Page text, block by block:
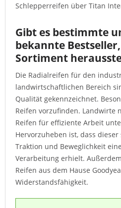
Schlepperreifen über Titan
Gibt es bestimmte
bekannte
Sortiment
Die Radialreifen für den
landwirtschaftlichen Bereich
Qualität gekennzeichnet.
Reifen vorzufinden. Landwirte
Reifen für effiziente Arbeit
Hervorzuheben ist, dass
Traktion und Beweglichkeit
Verarbeitung erhielt.
Reifen aus dem Hause
Widerstandsfähigkeit.